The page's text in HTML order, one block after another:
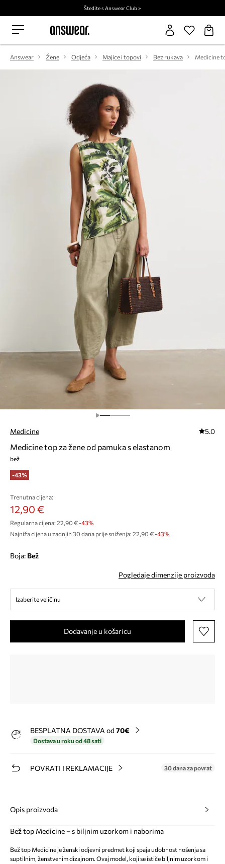
Štedite s Answear Club >
Answear Žene Odjeća Majice i topovi Bez rukava
Medicine 5.0
Medicine top za žene od pamuka s elastanom
bež
-43%
Trenutna cijena:
12,90 €
Regularna cijena: 22,90 €-43%
Najniža cijena u zadnjih 30 dana prije sniženja: 22,90 € -43%
Boja: bež
Pogledaje dimenzije proizvoda
Izaberite veličinu
Dodavanje u košaricu
BESPLATNA DOSTAVA od 70€
Dostava u roku od 48 sati
POVRATI I REKLAMACIJE 30 dana za povrat
Opis proizvoda
Bež top Medicine – s biljnim uzorkom i naborima
Bež top Medicine je ženski odjevni predmet koji spaja udobnost nošenja sa
suptilnim, ženstvenim dizajnom. Ovaj model, koji se ističe biljnim uzorkom i